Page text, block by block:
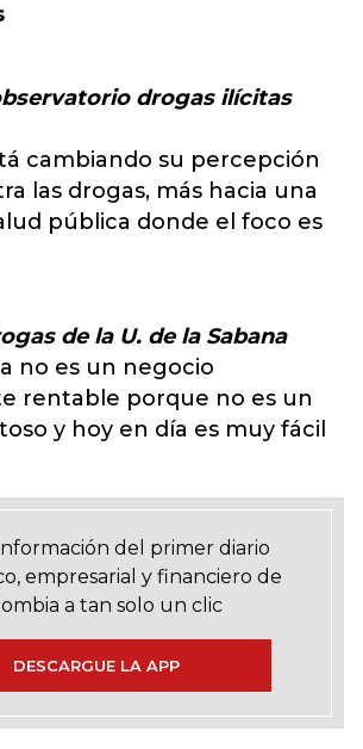
drogas ilícitas
cambiando su percepción
las drogas, más hacia una
pública donde el foco es
de la U. de la Sabana
no es un negocio
rentable porque no es un
y hoy en día es muy fácil
del primer diario
empresarial y financiero de
a tan solo un clic
DESCARGUE LA APP